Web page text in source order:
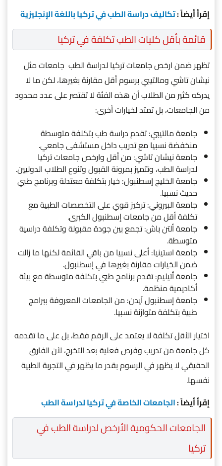
إقرأ أيضاً :تكاليف دراسة الطب في تركيا باللغة الإنجليزية
قائمة بأقل كليات الطب تكلفة في تركيا
تظهر ضمن ارخص جامعات تركيا لدراسة الطب جامعات مثل
نيشان تاشي ومالتيبي برسوم أقل مقارنة بغيرها، لكن ما لا
يدركه كثير من الطلاب أن هذه الفئة لا تقتصر على عدد محدود
من الجامعات، بل تمتد لخيارات أخرى:
جامعة مالتيبي: تقدم دراسة طب بتكلفة متوسطة
منخفضة نسبيا مع تدريب داخل مستشفى جامعي.
جامعة نيشان تاشي: من أقل وارخص جامعات تركيا
لدراسة الطب، وتتميز بمرونة القبول وتنوع الطلاب الدوليين.
جامعة الخليج إسطنبول: خيار بتكلفة معتدلة وبرنامج طبي
حديث نسبيا.
جامعة البيروني: تركيز قوي على التخصصات الطبية مع
تكلفة أقل من جامعات إسطنبول الكبرى.
جامعة ألتن باش: تجمع بين جودة مقبولة وتكلفة دراسية
متوسطة.
جامعة استينيا: أعلى نسبيا من باقي القائمة لكنها ما زالت
ضمن الخيارات مقارنة بغيرها في إسطنبول.
جامعة أتيليم: تقدم برنامج طبي بتكلفة متوسطة مع بيئة
أكاديمية منظمة.
جامعة إسطنبول آيدن: من الجامعات المعروفة ببرامج
طبية بتكلفة متوازنة نسبيا.
اختيار الأقل تكلفة لا يعتمد على الرقم فقط، بل على ما تقدمه
كل جامعة من تدريب وفرص فعلية بعد التخرج، لأن الفارق
الحقيقي لا يظهر في الرسوم بقدر ما يظهر في التجربة الطبية
نفسها.
إقرأ أيضاً :الجامعات الخاصة في تركيا لدراسة الطب
الجامعات الحكومية الأرخص لدراسة الطب في
تركيا